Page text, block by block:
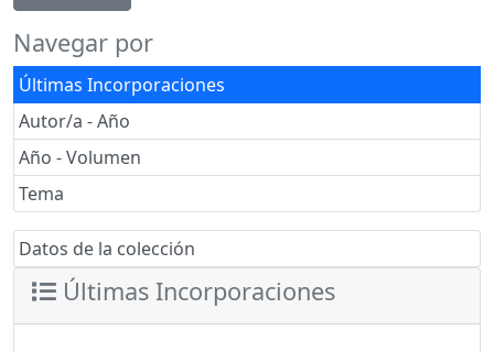
Navegar por
Últimas Incorporaciones
Autor/a - Año
Año - Volumen
Tema
Datos de la colección
Últimas Incorporaciones